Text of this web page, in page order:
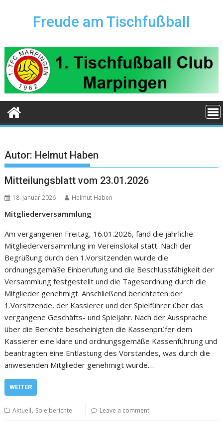
Freude am Tischfußball
Autor: Helmut Haben
Mitteilungsblatt vom 23.01.2026
18. Januar 2026 Helmut Haben
Mitgliederversammlung
Am vergangenen Freitag, 16.01.2026, fand die jährliche
Mitgliederversammlung im Vereinslokal statt. Nach der
Begrüßung durch den 1.Vorsitzenden wurde die
ordnungsgemäße Einberufung und die Beschlussfähigkeit der
Versammlung festgestellt und die Tagesordnung durch die
Mitglieder genehmigt. Anschließend berichteten der
1.Vorsitzende, der Kassierer und der Spielführer über das
vergangene Geschäfts- und Spieljahr. Nach der Aussprache
über die Berichte bescheinigten die Kassenprüfer dem
Kassierer eine klare und ordnungsgemäße Kassenführung und
beantragten eine Entlastung des Vorstandes, was durch die
anwesenden Mitglieder genehmigt wurde.…
WEITER
Aktuell, Spielberichte Leave a comment